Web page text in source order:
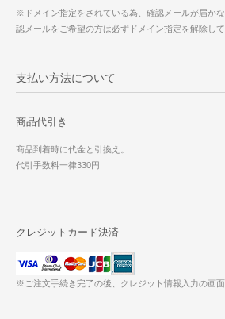
※ドメイン指定をされている為、確認メールが届か
認メールをご希望の方は必ずドメイン指定を解除し
支払い方法について
商品代引き
商品到着時に代金と引換え。
代引手数料一律330円
クレジットカード決済
※ご注文手続き完了の後、クレジット情報入力の画